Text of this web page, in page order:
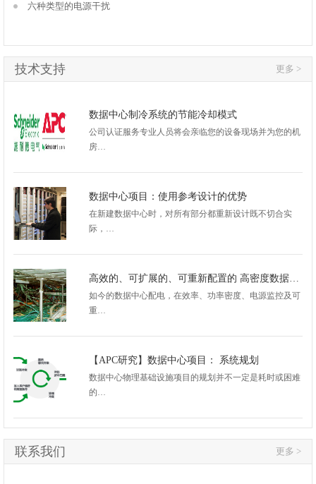
六种类型的电源干扰
更多 >
技术支持
数据中心制冷系统的节能冷却模式
公司认证服务专业人员将会亲临您的设备现场并为您的机
房…
数据中心项目：使用参考设计的优势
在新建数据中心时，对所有部分都重新设计既不切合实
际，…
高效的、可扩展的、可重新配置的 高密度数据中心配电架构
如今的数据中心配电，在效率、功率密度、电源监控及可
重…
【APC研究】数据中心项目： 系统规划
数据中心物理基础设施项目的规划并不一定是耗时或困难
的…
更多 >
联系我们